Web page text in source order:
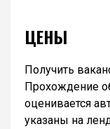
ЦЕНЫ
Получить
Прохождение
оценивается
указаны на